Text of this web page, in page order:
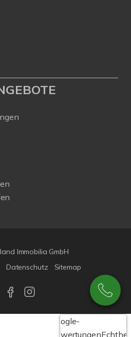
Immobilia GmbH
Datenschutz Sitemap
Google-
Bewertungen